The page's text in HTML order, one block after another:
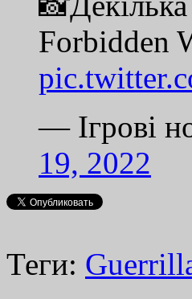
Forbidden
— Ігрові
19, 2022
Теги: